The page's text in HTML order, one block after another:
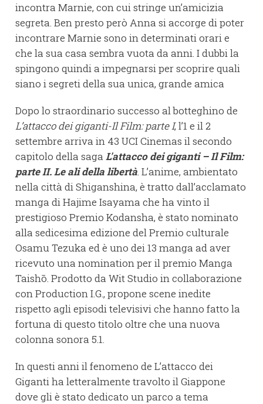
incontra Marnie, con cui stringe un’amicizia
segreta. Ben presto però Anna si accorge di poter
incontrare Marnie sono in determinati orari e
che la sua casa sembra vuota da anni. I dubbi la
spingono quindi a impegnarsi per scoprire quali
siano i segreti della sua unica, grande amica
Dopo lo straordinario successo al botteghino de
L’attacco dei giganti-Il Film: parte I, l’1 e il 2
settembre arriva in 43 UCI Cinemas il secondo
capitolo della saga L'attacco dei giganti – Il Film:
parte II. Le ali della libertà. L’anime, ambientato
nella città di Shiganshina, è tratto dall’acclamato
manga di Hajime Isayama che ha vinto il
prestigioso Premio Kodansha, è stato nominato
alla sedicesima edizione del Premio culturale
Osamu Tezuka ed è uno dei 13 manga ad aver
ricevuto una nomination per il premio Manga
Taishō. Prodotto da Wit Studio in collaborazione
con Production I.G., propone scene inedite
rispetto agli episodi televisivi che hanno fatto la
fortuna di questo titolo oltre che una nuova
colonna sonora 5.1.
In questi anni il fenomeno de L’attacco dei
Giganti ha letteralmente travolto il Giappone
dove gli è stato dedicato un parco a tema